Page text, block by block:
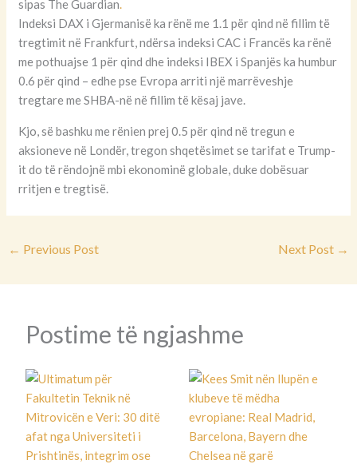
sipas The Guardian
Indeksi DAX i Gjermanisë ka rënë me 1.1 për qind në fillim të
tregtimit në Frankfurt, ndërsa indeksi CAC i Francës ka rënë
me pothuajse 1 për qind dhe indeksi IBEX i Spanjës ka humbur
0.6 për qind – edhe pse Evropa arriti një marrëveshje
tregtare me SHBA-në në fillim të kësaj jave.
Kjo, së bashku me rënien prej 0.5 për qind në tregun e
aksioneve në Londër, tregon shqetësimet se tarifat e Trump-
it do të rëndojnë mbi ekonominë globale, duke dobësuar
rritjen e tregtisë.
← Previous Post Next Post →
Postime të ngjashme